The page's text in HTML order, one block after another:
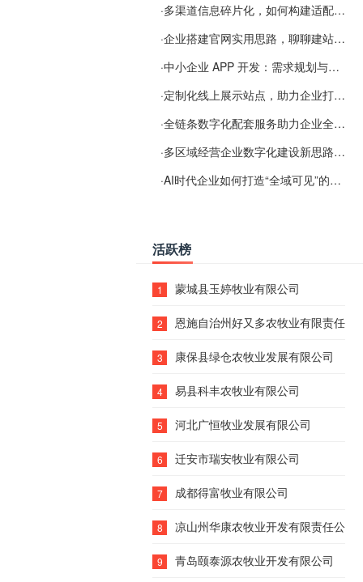
·多渠道信息碎片化，如何构建适配 AI 检索的品牌信息源
·企业搭建官网实用思路，聊聊建站容易忽视的问题
·中小企业 APP 开发：需求规划与项目落地避坑经验分享
·定制化线上展示站点，助力企业打通线上经营渠道
·全链条数字化配套服务助力企业全域线上经营
·多区域经营企业数字化建设新思路：多端载体与地域检索一体化落地思路分享
·AI时代企业如何打造“全域可见”的数字资产？梓彤超越给出新解法
活跃榜
1 蒙城县玉婷牧业有限公司
2 恩施自治州好又多农牧业有限责任公
3 康保县绿仓农牧业发展有限公司
4 易县科丰农牧业有限公司
5 河北广恒牧业发展有限公司
6 迁安市瑞安牧业有限公司
7 成都得富牧业有限公司
8 凉山州华康农牧业开发有限责任公司
9 青岛颐泰源农牧业开发有限公司